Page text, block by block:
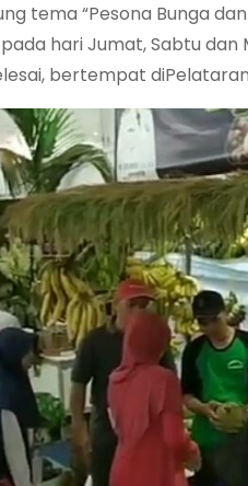
tema “Pesona Bunga
hari Jumat, Sabtu dan
bertempat